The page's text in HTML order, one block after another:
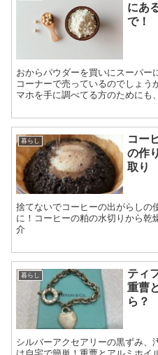
にあ
で！
おからパウダーを買いにスーパ
コーナーで売っているのでしょう
マホを手に調べてる方のためにも
暮らし
コー
の作
取り
捨てないでコーヒーの出がらしの
に！コーヒーの粕の水切りから乾
介
暮らし
ティ
重曹
ら？
シルバーアクセアリーの黒ずみ
は自宅で簡単！重曹とアルミホイ